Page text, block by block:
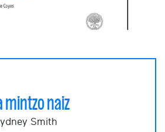
mintzo naiz
Smith